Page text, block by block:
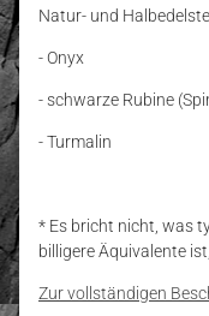
Natur- und
- Onyx
- schwarze Rubine
- Turmalin
* Es bricht nicht, was
billigere Äquivalente
Zur vollständigen